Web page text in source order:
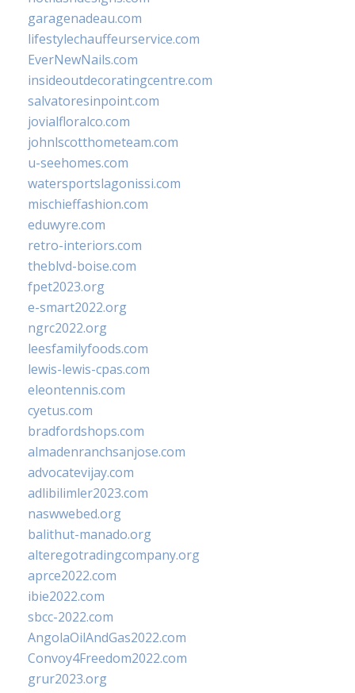
garagenadeau.com
lifestylechauffeurservice.com
EverNewNails.com
insideoutdecoratingcentre.com
salvatoresinpoint.com
jovialfloralco.com
johnlscotthometeam.com
u-seehomes.com
watersportslagonissi.com
mischieffashion.com
eduwyre.com
retro-interiors.com
theblvd-boise.com
fpet2023.org
e-smart2022.org
ngrc2022.org
leesfamilyfoods.com
lewis-lewis-cpas.com
eleontennis.com
cyetus.com
bradfordshops.com
almadenranchsanjose.com
advocatevijay.com
adlibilimler2023.com
naswwebed.org
balithut-manado.org
alteregotradingcompany.org
aprce2022.com
ibie2022.com
sbcc-2022.com
AngolaOilAndGas2022.com
Convoy4Freedom2022.com
grur2023.org